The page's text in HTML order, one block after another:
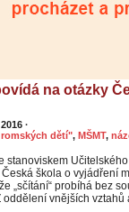
na otázky
·
dětí", MŠMT,
stanoviskem
škola o vyjádření
„sčítání“ probíhá bez
oddělení vnějších